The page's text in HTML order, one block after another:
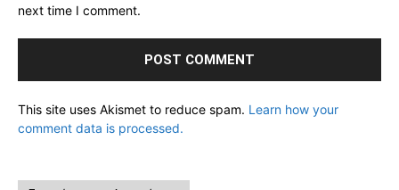
next time I comment.
This site uses Akismet to reduce spam. Learn how your
comment data is processed.